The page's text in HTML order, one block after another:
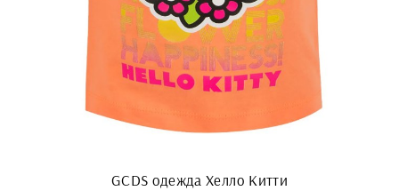
GCDS одежда Хелло Китти